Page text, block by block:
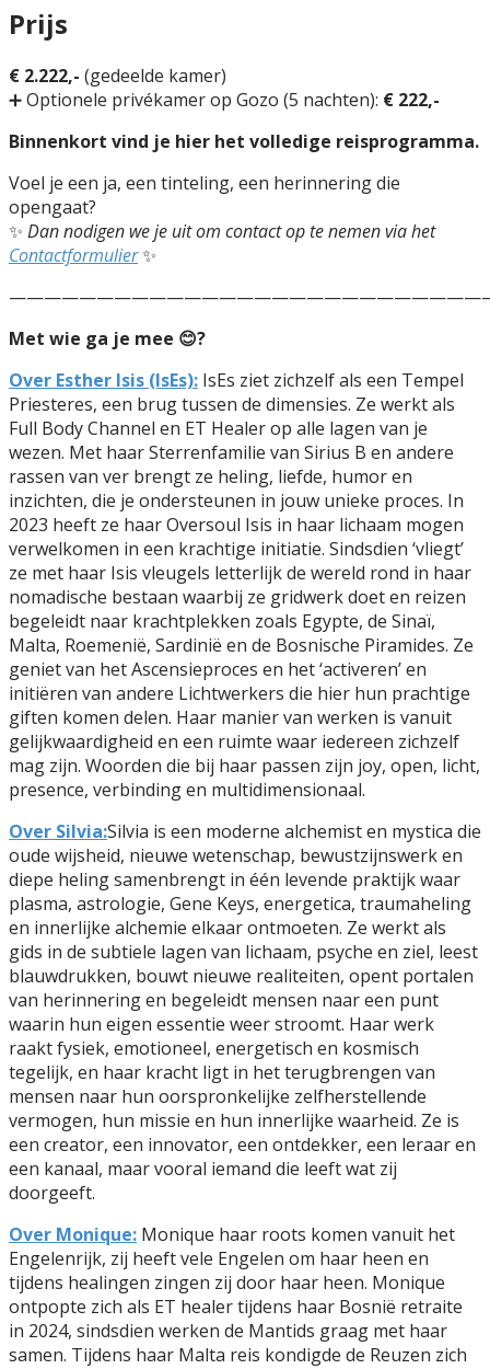
Prijs
€ 2.222,- (gedeelde kamer)
➕ Optionele privékamer op Gozo (5 nachten): € 222,-
Binnenkort vind je hier het volledige reisprogramma.
Voel je een ja, een tinteling, een herinnering die
opengaat?
✨ Dan nodigen we je uit om contact op te nemen via het
Contactformulier✨
Met wie ga je mee 😊?
Over Esther Isis (IsEs): IsEs ziet zichzelf als een Tempel
Priesteres, een brug tussen de dimensies. Ze werkt als
Full Body Channel en ET Healer op alle lagen van je
wezen. Met haar Sterrenfamilie van Sirius B en andere
rassen van ver brengt ze heling, liefde, humor en
inzichten, die je ondersteunen in jouw unieke proces. In
2023 heeft ze haar Oversoul Isis in haar lichaam mogen
verwelkomen in een krachtige initiatie. Sindsdien ‘vliegt’
ze met haar Isis vleugels letterlijk de wereld rond in haar
nomadische bestaan waarbij ze gridwerk doet en reizen
begeleidt naar krachtplekken zoals Egypte, de Sinaï,
Malta, Roemenië, Sardinië en de Bosnische Piramides. Ze
geniet van het Ascensieproces en het ‘activeren’ en
initiëren van andere Lichtwerkers die hier hun prachtige
giften komen delen. Haar manier van werken is vanuit
gelijkwaardigheid en een ruimte waar iedereen zichzelf
mag zijn. Woorden die bij haar passen zijn joy, open, licht,
presence, verbinding en multidimensionaal.
Over Silvia:Silvia is een moderne alchemist en mystica die
oude wijsheid, nieuwe wetenschap, bewustzijnswerk en
diepe heling samenbrengt in één levende praktijk waar
plasma, astrologie, Gene Keys, energetica, traumaheling
en innerlijke alchemie elkaar ontmoeten. Ze werkt als
gids in de subtiele lagen van lichaam, psyche en ziel, leest
blauwdrukken, bouwt nieuwe realiteiten, opent portalen
van herinnering en begeleidt mensen naar een punt
waarin hun eigen essentie weer stroomt. Haar werk
raakt fysiek, emotioneel, energetisch en kosmisch
tegelijk, en haar kracht ligt in het terugbrengen van
mensen naar hun oorspronkelijke zelfherstellende
vermogen, hun missie en hun innerlijke waarheid. Ze is
een creator, een innovator, een ontdekker, een leraar en
een kanaal, maar vooral iemand die leeft wat zij
doorgeeft.
Over Monique: Monique haar roots komen vanuit het
Engelenrijk, zij heeft vele Engelen om haar heen en
tijdens healingen zingen zij door haar heen. Monique
ontpopte zich als ET healer tijdens haar Bosnië retraite
in 2024, sindsdien werken de Mantids graag met haar
samen. Tijdens haar Malta reis kondigde de Reuzen zich